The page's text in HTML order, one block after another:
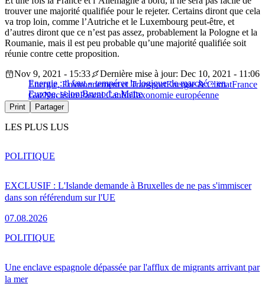
trouver une majorité qualifiée pour le rejeter. Certains diront que cela
va trop loin, comme l’Autriche et le Luxembourg peut-être, et
d’autres diront que ce n’est pas assez, probablement la Pologne et la
Roumanie, mais il est peu probable qu’une majorité qualifiée soit
réunie contre cette proposition.
Energie : il faut « tempérer la logique de marché » en
Europe, selon Bruno Le Maire
Nov 9, 2021 - 15:33
Dernière mise à jour: Dec 10, 2021 - 11:06
Energie, Environnement et TransportEnergie & ClimatFrance
GazNucléairePascal CanfinTaxonomie européenne
Print Partager
LES PLUS LUS
EXCLUSIF : L'Islande demande à Bruxelles de ne pas s'immiscer
dans son référendum sur l'UE
07.08.2026
POLITIQUE
Une enclave espagnole dépassée par l'afflux de migrants arrivant par
la mer
POLITIQUE